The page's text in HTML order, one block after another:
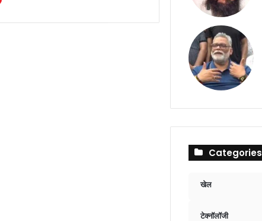
Categories
खेल
टेक्नॉलॉजी